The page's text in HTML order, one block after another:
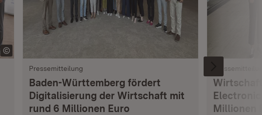
Pressemitteilung
Baden-Württemberg fördert
Digitalisierung der Wirtschaft mit
rund 6 Millionen Euro
Millionen